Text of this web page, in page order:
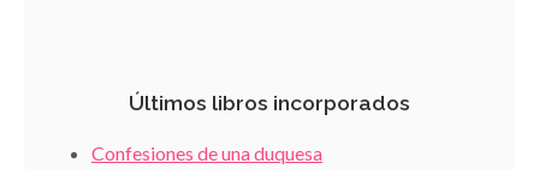
Últimos libros incorporados
Confesiones de una duquesa